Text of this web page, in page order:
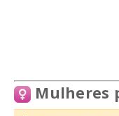
Mulheres